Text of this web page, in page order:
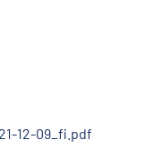
12-09_fi.pdf